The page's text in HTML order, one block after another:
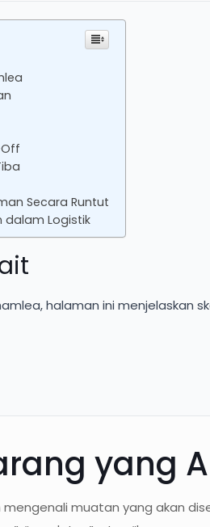
Secara Runtut
dalam Logistik
halaman ini menjelaskan
yang
muatan yang akan